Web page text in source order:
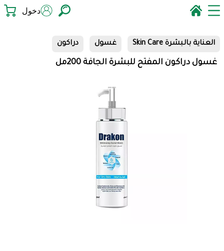
دخول
العناية بالبشرة Skin Care غسول دراكون
غسول دراكون المفتح للبشرة الجافة 200مل